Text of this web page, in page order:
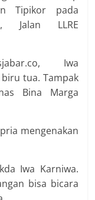
Tipikor pada
Jalan LLRE
Iwa
tua. Tampak
Bina Marga
mengenakan
Iwa Karniwa.
bisa bicara